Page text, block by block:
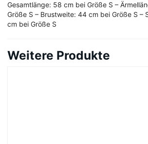
Gesamtlänge: 58 cm bei Größe S –
Größe S – Brustweite: 44 cm bei Größe S –
cm bei Größe S
Weitere Produkte